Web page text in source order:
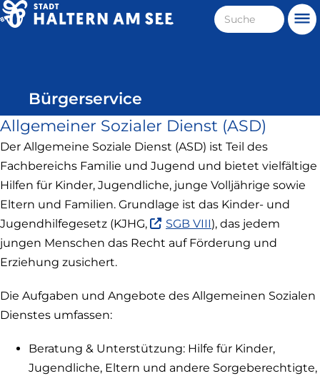
Direkt
zum
Suche
Bürgerservice
Allgemeiner Sozialer Dienst (ASD)
Der Allgemeine Soziale Dienst (ASD) ist Teil des
Fachbereichs Familie und Jugend und bietet vielfältige
Hilfen für Kinder, Jugendliche, junge Volljährige sowie
Eltern und Familien. Grundlage ist das Kinder- und
Jugendhilfegesetz (KJHG,
SGB VIII(Link
ist
extern
in
), das jedem
jungen Menschen das Recht auf Förderung und
Erziehung zusichert.
Die Aufgaben und Angebote des Allgemeinen Sozialen
Dienstes umfassen:
Beratung & Unterstützung: Hilfe für Kinder,
Jugendliche, Eltern und andere Sorgeberechtigte,